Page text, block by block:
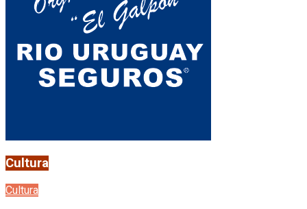
Cultura
Cultura